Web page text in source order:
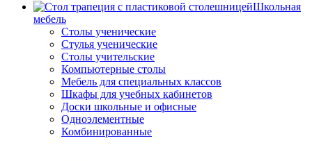
Школьная
мебель
Столы ученические
Стулья ученические
Столы учительские
Компьютерные столы
Мебель для специальных классов
Шкафы для учебных кабинетов
Доски школьные и офисные
Одноэлементные
Комбинированные